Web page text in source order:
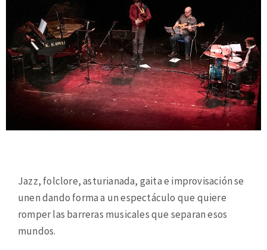
Jazz, folclore, asturianada, gaita e improvisación se
unen dando forma a un espectáculo que quiere
romper las barreras musicales que separan esos
mundos.